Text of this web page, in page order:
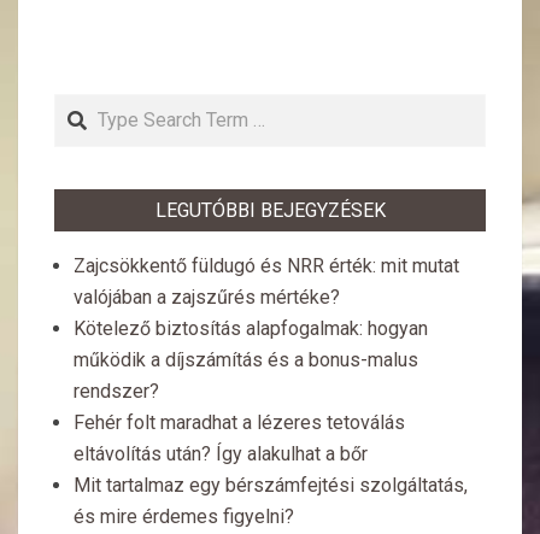
Search
LEGUTÓBBI BEJEGYZÉSEK
Zajcsökkentő füldugó és NRR érték: mit mutat
valójában a zajszűrés mértéke?
Kötelező biztosítás alapfogalmak: hogyan
működik a díjszámítás és a bonus-malus
rendszer?
Fehér folt maradhat a lézeres tetoválás
eltávolítás után? Így alakulhat a bőr
Mit tartalmaz egy bérszámfejtési szolgáltatás,
és mire érdemes figyelni?